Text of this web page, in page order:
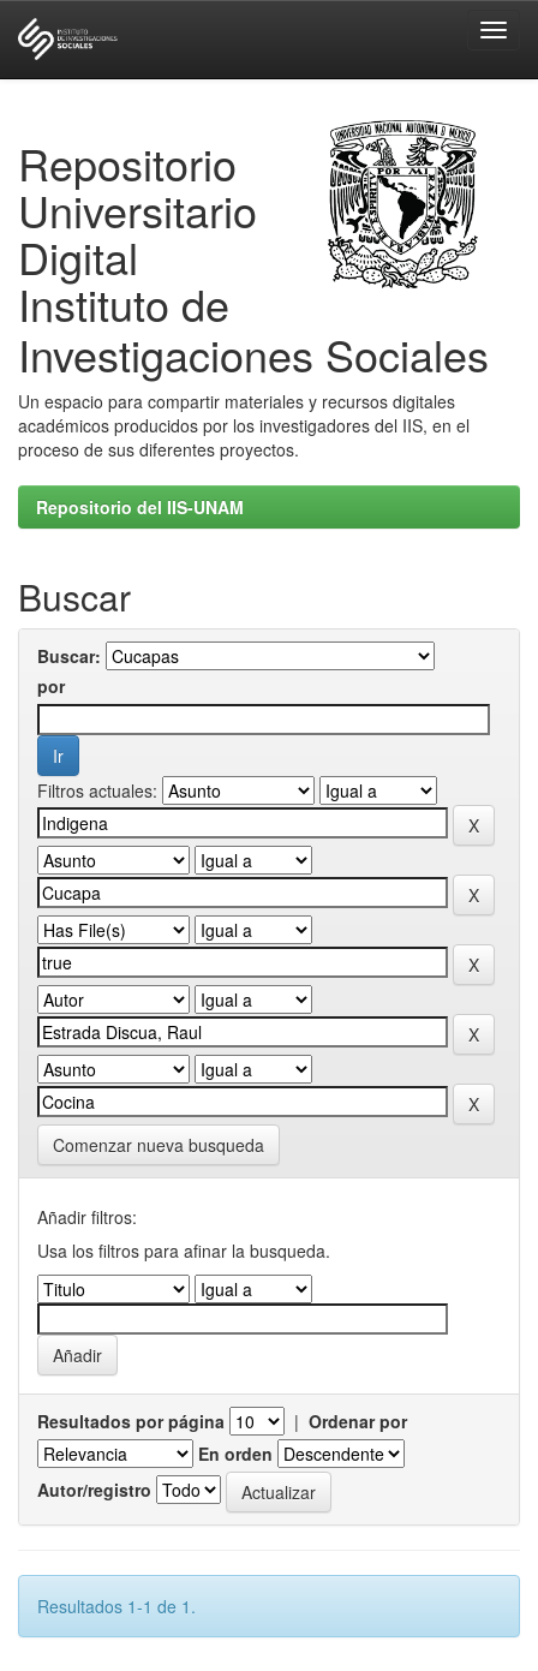
Repositorio
Universitario
Digital
Instituto de
Investigaciones Sociales
Un espacio para compartir materiales y recursos digitales
académicos producidos por los investigadores del IIS, en el
proceso de sus diferentes proyectos.
Repositorio del IIS-UNAM
Buscar
Buscar:
por
Filtros actuales:
Comenzar nueva busqueda
Añadir filtros:
Usa los filtros para afinar la busqueda.
Resultados por página | Ordenar por
En orden
Autor/registro
Resultados 1-1 de 1.